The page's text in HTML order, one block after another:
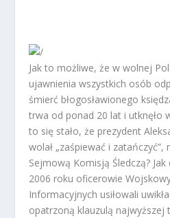
Jak to możliwe, że w wolnej
ujawnienia wszystkich osób
śmierć błogosławionego
trwa od ponad 20 lat i utknęło
to się stało, że prezydent
wolał „zaśpiewać i zatańczyć”,
Sejmową Komisją Śledczą?
2006 roku oficerowie
Informacyjnych usiłowali
opatrzoną klauzulą najwyższej